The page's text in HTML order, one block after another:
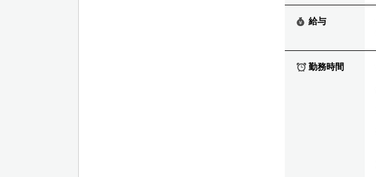
給与
勤務時間